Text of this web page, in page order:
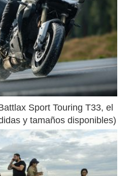
Sport Touring T33, el
y tamaños disponibles)